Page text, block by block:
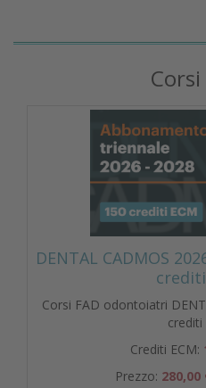
Corsi
DENTAL CADMOS
crediti
Corsi FAD odontoiatri
crediti
Crediti ECM:
Prezzo: